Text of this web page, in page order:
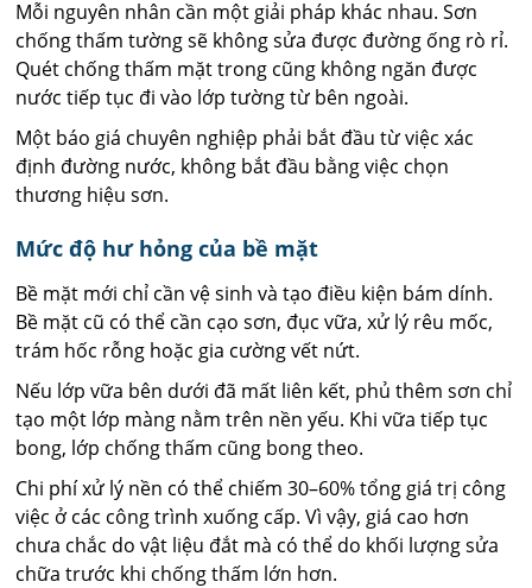
Mỗi nguyên nhân cần một giải pháp khác nhau. Sơn
chống thấm tường sẽ không sửa được đường ống rò rỉ.
Quét chống thấm mặt trong cũng không ngăn được
nước tiếp tục đi vào lớp tường từ bên ngoài.
Một báo giá chuyên nghiệp phải bắt đầu từ việc xác
định đường nước, không bắt đầu bằng việc chọn
thương hiệu sơn.
Mức độ hư hỏng của bề mặt
Bề mặt mới chỉ cần vệ sinh và tạo điều kiện bám dính.
Bề mặt cũ có thể cần cạo sơn, đục vữa, xử lý rêu mốc,
trám hốc rỗng hoặc gia cường vết nứt.
Nếu lớp vữa bên dưới đã mất liên kết, phủ thêm sơn chỉ
tạo một lớp màng nằm trên nền yếu. Khi vữa tiếp tục
bong, lớp chống thấm cũng bong theo.
Chi phí xử lý nền có thể chiếm 30–60% tổng giá trị công
việc ở các công trình xuống cấp. Vì vậy, giá cao hơn
chưa chắc do vật liệu đắt mà có thể do khối lượng sửa
chữa trước khi chống thấm lớn hơn.